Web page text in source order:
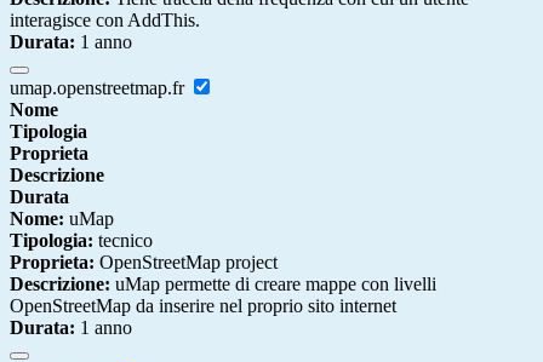
interagisce con AddThis.
Durata: 1 anno
umap.openstreetmap.fr
Nome
Tipologia
Proprieta
Descrizione
Durata
Nome: uMap
Tipologia: tecnico
Proprieta: OpenStreetMap project
Descrizione: uMap permette di creare mappe con livelli
OpenStreetMap da inserire nel proprio sito internet
Durata: 1 anno